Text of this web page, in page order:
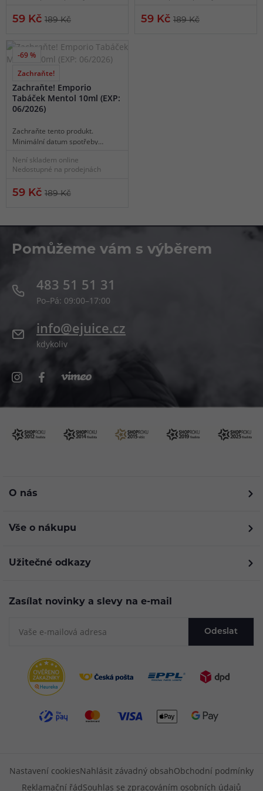
59 Kč 189 Kč 59 Kč 189 Kč
-69 %
Zachraňte!
4 varianty
Zachraňte! Emporio
Tabáček Mentol 10ml (EXP:
06/2026)
Zachraňte tento produkt.
Minimální datum spotřeby
Není skladem online
Nedostupné na prodejnách
59 Kč 189 Kč
Pomůžeme vám s výběrem
483 51 51 31
Po–Pá: 09:00–17:00
info@ejuice.cz
kdykoliv
O nás
Vše o nákupu
Užitečné odkazy
Zasílat novinky a slevy na e-mail
Odeslat
Nastavení cookiesNahlásit závadný obsahObchodní podmínky
Reklamační řádSouhlas se zpracováním osobních údajů